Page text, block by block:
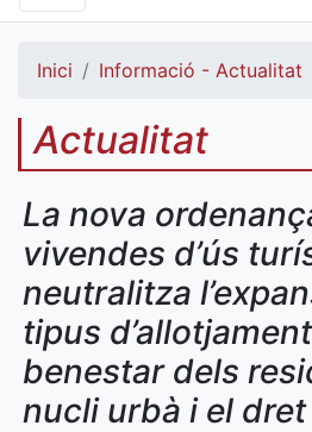
Inici Informació - Actualitat
Actualitat
La nova
vivendes d’ús
neutralitza
tipus
benestar dels
nucli urbà i el